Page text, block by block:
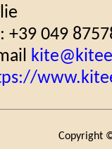
+39 049
Copyright